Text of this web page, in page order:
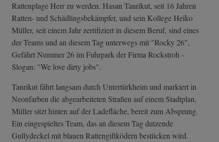
Rattenplage Herr zu werden. Hasan Tanrikut, seit 16 Jahren
Ratten- und Schädlingsbekämpfer, und sein Kollege Heiko
Müller, seit einem Jahr zertifiziert in diesem Beruf, sind eines
der Teams und an diesem Tag unterwegs mit "Rocky 26",
Gefährt Nummer 26 im Fuhrpark der Firma Rockstroh -
Slogan: "We love dirty jobs".
Tanrikut fährt langsam durch Untertürkheim und markiert in
Neonfarben die abgearbeiteten Straßen auf einem Stadtplan,
Müller sitzt hinten auf der Ladefläche, bereit zum Absprung.
Ein eingespieltes Team, das an diesem Tag dutzende
Gullydeckel mit blauen Rattengiftködern bestücken wird.